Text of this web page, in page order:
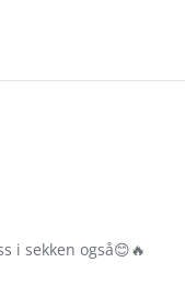
i sekken også😊🔥